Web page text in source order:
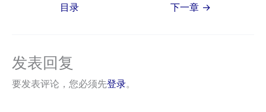
目录 下一章 →
发表回复
要发表评论，您必须先登录。